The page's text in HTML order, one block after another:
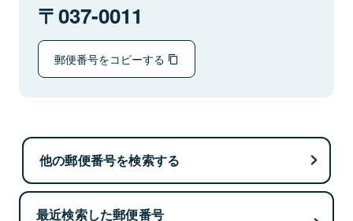
037-0011
郵便番号をコピーする
他の郵便番号を検索する
最近検索した郵便番号